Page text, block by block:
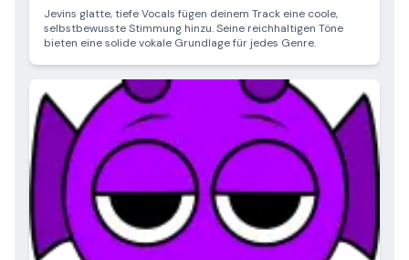
Jevins glatte, tiefe Vocals fügen deinem Track eine coole,
selbstbewusste Stimmung hinzu. Seine reichhaltigen Töne
bieten eine solide vokale Grundlage für jedes Genre.